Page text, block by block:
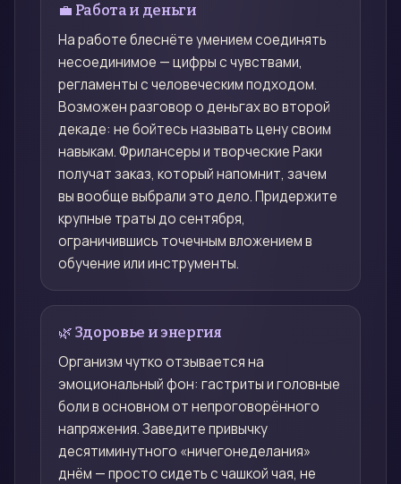
💼 Работа и деньги
На работе блеснёте умением соединять
несоединимое — цифры с чувствами,
регламенты с человеческим подходом.
Возможен разговор о деньгах во второй
декаде: не бойтесь называть цену своим
навыкам. Фрилансеры и творческие Раки
получат заказ, который напомнит, зачем
вы вообще выбрали это дело. Придержите
крупные траты до сентября,
ограничившись точечным вложением в
обучение или инструменты.
🌿 Здоровье и энергия
Организм чутко отзывается на
эмоциональный фон: гастриты и головные
боли в основном от непроговорённого
напряжения. Заведите привычку
десятиминутного «ничегонеделания»
днём — просто сидеть с чашкой чая, не